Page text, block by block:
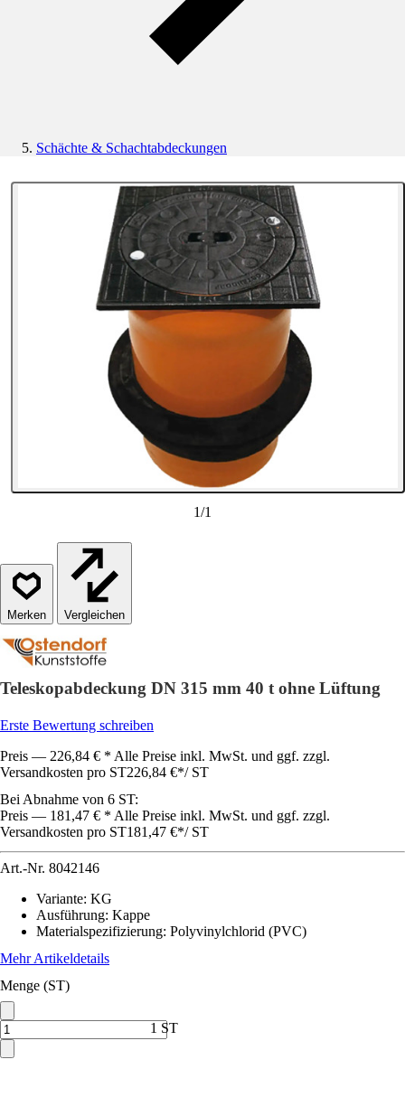
Schächte & Schachtabdeckungen
1/1
Vergleichen
Teleskopabdeckung DN 315 mm 40 t ohne Lüftung
Erste Bewertung schreiben
Preis — 226,84 € * Alle Preise inkl. MwSt. und ggf. zzgl.
Versandkosten pro ST226,84 €*/ ST
Bei Abnahme von 6 ST:
Preis — 181,47 € * Alle Preise inkl. MwSt. und ggf. zzgl.
Versandkosten pro ST181,47 €*/ ST
Art.-Nr. 8042146
Variante: KG
Ausführung: Kappe
Materialspezifizierung: Polyvinylchlorid (PVC)
Mehr Artikeldetails
Menge (ST)
1 ST